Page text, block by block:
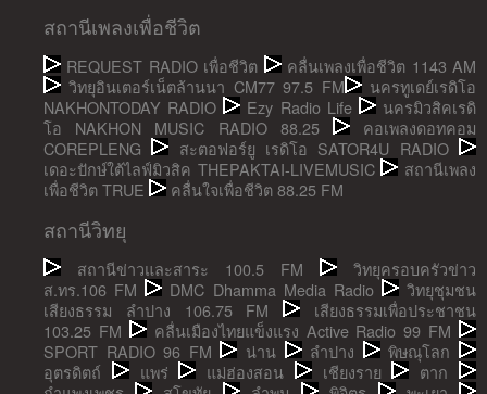
สถานีเพลงเพื่อชีวิต
REQUEST RADIO เพื่อชีวิต
คลื่นเพลงเพื่อชีวิต 1143 AM
วิทยุอินเตอร์เน็ตล้านนา CM77 97.5 FM
นครทูเดย์เรดิโอ
NAKHONTODAY RADIO
Ezy Radio Life
นครมิวสิคเรดิ
โอ NAKHON MUSIC RADIO 88.25
คอเพลงดอทคอม
COREPLENG
สะตอฟอร์ยู เรดิโอ SATOR4U RADIO
เดอะปักษ์ใต้ไลฟ์มิวสิค THEPAKTAI-LIVEMUSIC
สถานีเพลง
เพื่อชีวิต TRUE
คลื่นใจเพื่อชีวิต 88.25 FM
สถานีวิทยุ
สถานีข่าวและสาระ 100.5 FM
วิทยุครอบครัวข่าว
ส.ทร.106 FM
DMC Dhamma Media Radio
วิทยุชุมชน
เสียงธรรม ลำปาง 106.75 FM
เสียงธรรมเพื่อประชาชน
103.25 FM
คลื่นเมืองไทยแข็งแรง Active Radio 99 FM
SPORT RADIO 96 FM
น่าน ลำปาง
พิษณุโลก
อุตรดิตถ์
แพร่ แม่ฮ่องสอน เชียงราย
ตาก